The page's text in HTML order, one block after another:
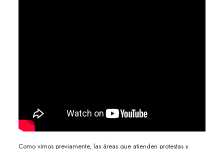
Como vimos previamente, las áreas que atienden protestas y